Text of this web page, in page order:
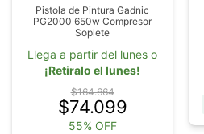
Pistola de Pintura Gadnic
PG2000 650w Compresor
Soplete
Llega a partir del lunes o
¡Retiralo el lunes!
$164.664
$74.099
55% OFF